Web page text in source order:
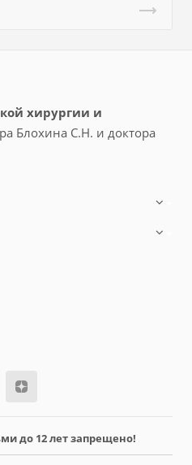
хирургии и
Блохина С.Н. и доктора
до 12 лет запрещено!